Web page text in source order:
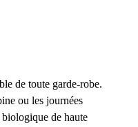
de toute garde-robe.
ou les journées
de haute